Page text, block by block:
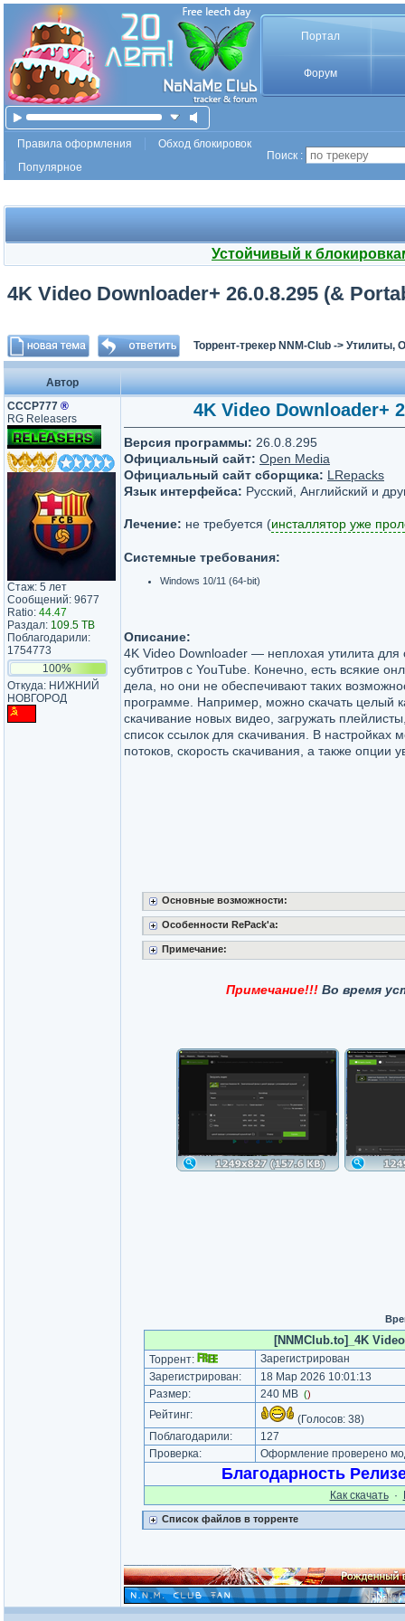
Портал
Форум
Правила оформления
Обход блокировок
Популярное
Поиск :
Устойчивый к
4K Video Downloader+ 26.0.8.295 (&
Торрент-трекер NNM-Club -> Утилиты,
Автор
СССР777 ®
RG Releasers
Стаж: 5 лет
Сообщений: 9677
Ratio: 44.47
Раздал: 109.5 TB
Поблагодарили:
1754773
100%
Откуда: НИЖНИЙ
НОВГОРОД
4K Video Downloader+
Версия программы: 26.0.8.295
Официальный сайт: Open Media
Официальный сайт сборщика: LRepacks
Язык интерфейса: Русский, Английский и
Лечение: не требуется (инсталлятор уже
Системные требования:
Windows 10/11 (64-bit)
Описание:
4K Video Downloader — неплохая утилита для
субтитров с YouTube. Конечно, есть всякие
дела, но они не обеспечивают таких
программе. Например, можно скачать целый
скачивание новых видео, загружать
список ссылок для скачивания. В настройках
потоков, скорость скачивания, а также опции
Основные возможности:
Особенности RePack'a:
Примечание:
Примечание!!!Во время
[NNMClub.to]_4K
Торрент:
Зарегистрирован
Зарегистрирован:
18 Мар 2026 10:01:13
Размер:
240 MB ()
Рейтинг: (Голосов: 38)
Поблагодарили:
127
Проверка:
Оформление проверено
Благодарность
Как cкачать·
Список файлов в торренте